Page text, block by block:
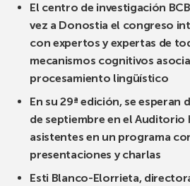
El centro de investigación
vez a Donostia el congreso
con expertos y expertas de
mecanismos cognitivos
procesamiento lingüístico
En su 29ª edición, se esperan
de septiembre en el Auditorio
asistentes en un programa
presentaciones y charlas
Esti Blanco-Elorrieta,